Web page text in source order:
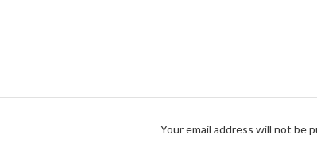
Your email address will not be